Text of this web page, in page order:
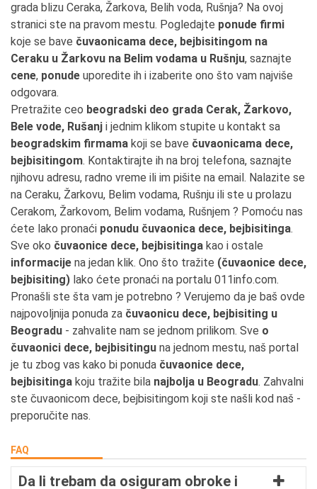
grada blizu Ceraka, Žarkova, Belih voda, Rušnja? Na ovoj
stranici ste na pravom mestu. Pogledajte ponude firmi
koje se bave čuvaonicama dece, bejbisitingom na
Ceraku u Žarkovu na Belim vodama u Rušnju, saznajte
cene, ponude uporedite ih i izaberite ono što vam najviše
odgovara.
Pretražite ceo beogradski deo grada Cerak, Žarkovo,
Bele vode, Rušanj i jednim klikom stupite u kontakt sa
beogradskim firmama koji se bave čuvaonicama dece,
bejbisitingom. Kontaktirajte ih na broj telefona, saznajte
njihovu adresu, radno vreme ili im pišite na email. Nalazite se
na Ceraku, Žarkovu, Belim vodama, Rušnju ili ste u prolazu
Cerakom, Žarkovom, Belim vodama, Rušnjem ? Pomoću nas
ćete lako pronaći ponudu čuvaonica dece, bejbisitinga.
Sve oko čuvaonice dece, bejbisitinga kao i ostale
informacije na jedan klik. Ono što tražite (čuvaonice dece,
bejbisiting) lako ćete pronaći na portalu 011info.com.
Pronašli ste šta vam je potrebno ? Verujemo da je baš ovde
najpovoljnija ponuda za čuvaonicu dece, bejbisiting u
Beogradu - zahvalite nam se jednom prilikom. Sve o
čuvaonici dece, bejbisitingu na jednom mestu, naš portal
je tu zbog vas kako bi ponuda čuvaonice dece,
bejbisitinga koju tražite bila najbolja u Beogradu. Zahvalni
ste čuvaonicom dece, bejbisitingom koji ste našli kod naš -
preporučite nas.
FAQ
Da li trebam da osiguram obroke i